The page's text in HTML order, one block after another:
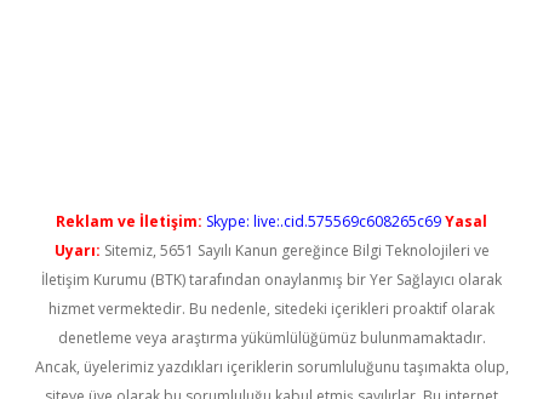
Reklam ve İletişim: Skype: live:.cid.575569c608265c69Yasal
Uyarı: Sitemiz, 5651 Sayılı Kanun gereğince Bilgi Teknolojileri ve
İletişim Kurumu (BTK) tarafından onaylanmış bir Yer Sağlayıcı olarak
hizmet vermektedir. Bu nedenle, sitedeki içerikleri proaktif olarak
denetleme veya araştırma yükümlülüğümüz bulunmamaktadır.
Ancak, üyelerimiz yazdıkları içeriklerin sorumluluğunu taşımakta olup,